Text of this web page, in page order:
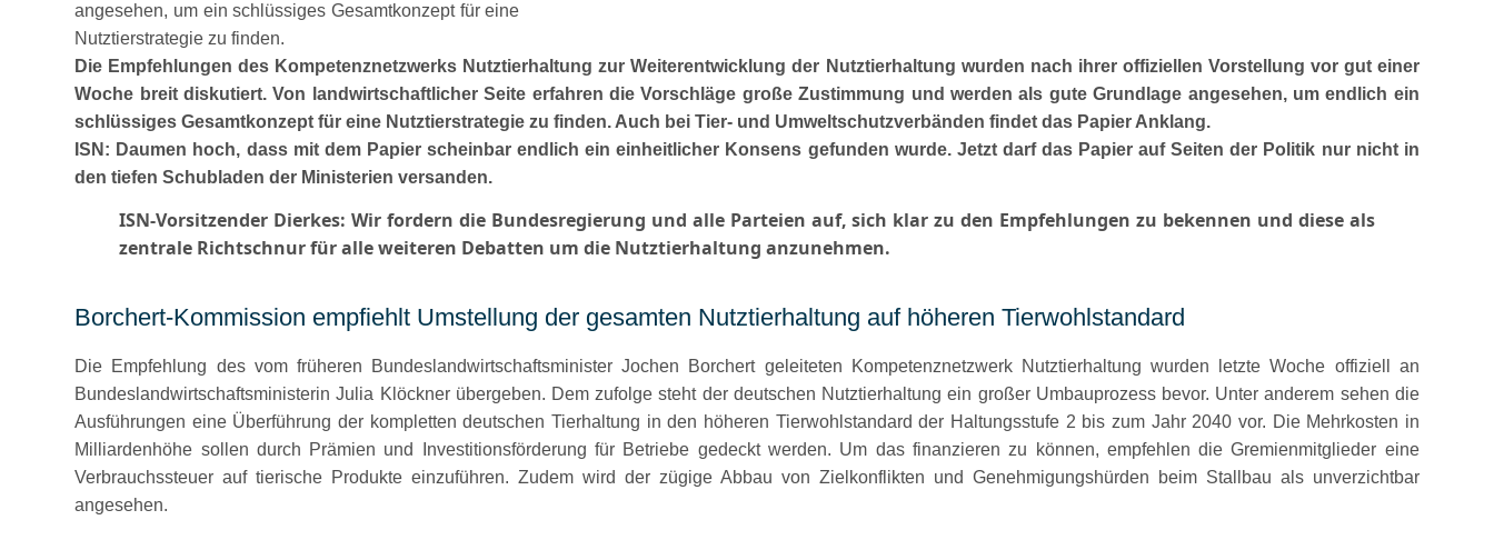
angesehen, um ein schlüssiges Gesamtkonzept für eine
Nutztierstrategie zu finden.
Die Empfehlungen des Kompetenznetzwerks Nutztierhaltung zur Weiterentwicklung der Nutztierhaltung wurden nach ihrer offiziellen Vorstellung vor gut einer
Woche breit diskutiert. Von landwirtschaftlicher Seite erfahren die Vorschläge große Zustimmung und werden als gute Grundlage angesehen, um endlich ein
schlüssiges Gesamtkonzept für eine Nutztierstrategie zu finden. Auch bei Tier- und Umweltschutzverbänden findet das Papier Anklang.
ISN: Daumen hoch, dass mit dem Papier scheinbar endlich ein einheitlicher Konsens gefunden wurde. Jetzt darf das Papier auf Seiten der Politik nur nicht in
den tiefen Schubladen der Ministerien versanden.
ISN-Vorsitzender Dierkes: Wir fordern die Bundesregierung und alle Parteien auf, sich klar zu den Empfehlungen zu bekennen und diese als
zentrale Richtschnur für alle weiteren Debatten um die Nutztierhaltung anzunehmen.
Borchert-Kommission empfiehlt Umstellung der gesamten Nutztierhaltung auf höheren Tierwohlstandard
Die Empfehlung des vom früheren Bundeslandwirtschaftsminister Jochen Borchert geleiteten Kompetenznetzwerk Nutztierhaltung wurden letzte Woche offiziell an
Bundeslandwirtschaftsministerin Julia Klöckner übergeben. Dem zufolge steht der deutschen Nutztierhaltung ein großer Umbauprozess bevor. Unter anderem sehen die
Ausführungen eine Überführung der kompletten deutschen Tierhaltung in den höheren Tierwohlstandard der Haltungsstufe 2 bis zum Jahr 2040 vor. Die Mehrkosten in
Milliardenhöhe sollen durch Prämien und Investitionsförderung für Betriebe gedeckt werden. Um das finanzieren zu können, empfehlen die Gremienmitglieder eine
Verbrauchssteuer auf tierische Produkte einzuführen. Zudem wird der zügige Abbau von Zielkonflikten und Genehmigungshürden beim Stallbau als unverzichtbar
angesehen.